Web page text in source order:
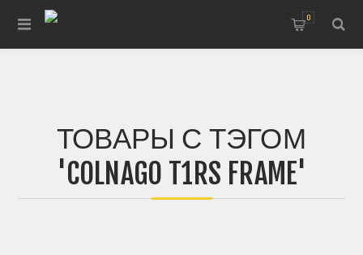
0
ТОВАРЫ С ТЭГОМ
'COLNAGO T1RS FRAME'